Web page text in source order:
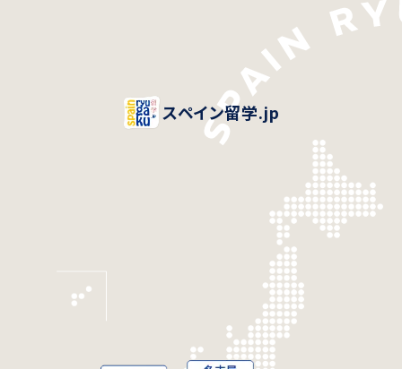
スペイン留学.jp